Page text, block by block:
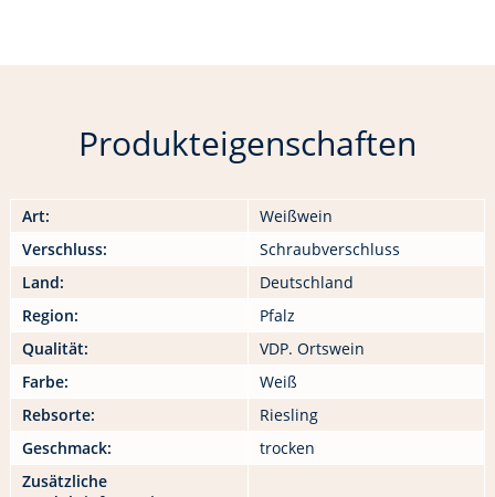
Produkteigenschaften
Art:
Weißwein
Verschluss:
Schraubverschluss
Land:
Deutschland
Region:
Pfalz
Qualität:
VDP. Ortswein
Farbe:
Weiß
Rebsorte:
Riesling
Geschmack:
trocken
Zusätzliche